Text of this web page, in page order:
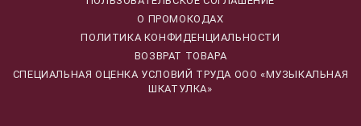
О ПРОМОКОДАХ
ПОЛИТИКА КОНФИДЕНЦИАЛЬНОСТИ
ВОЗВРАТ ТОВАРА
CПЕЦИАЛЬНАЯ ОЦЕНКА УСЛОВИЙ ТРУДА ООО «МУЗЫКАЛЬНАЯ
ШКАТУЛКА»